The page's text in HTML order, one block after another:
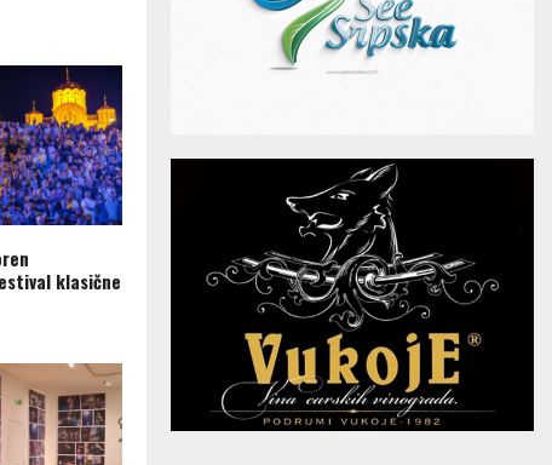
klasične